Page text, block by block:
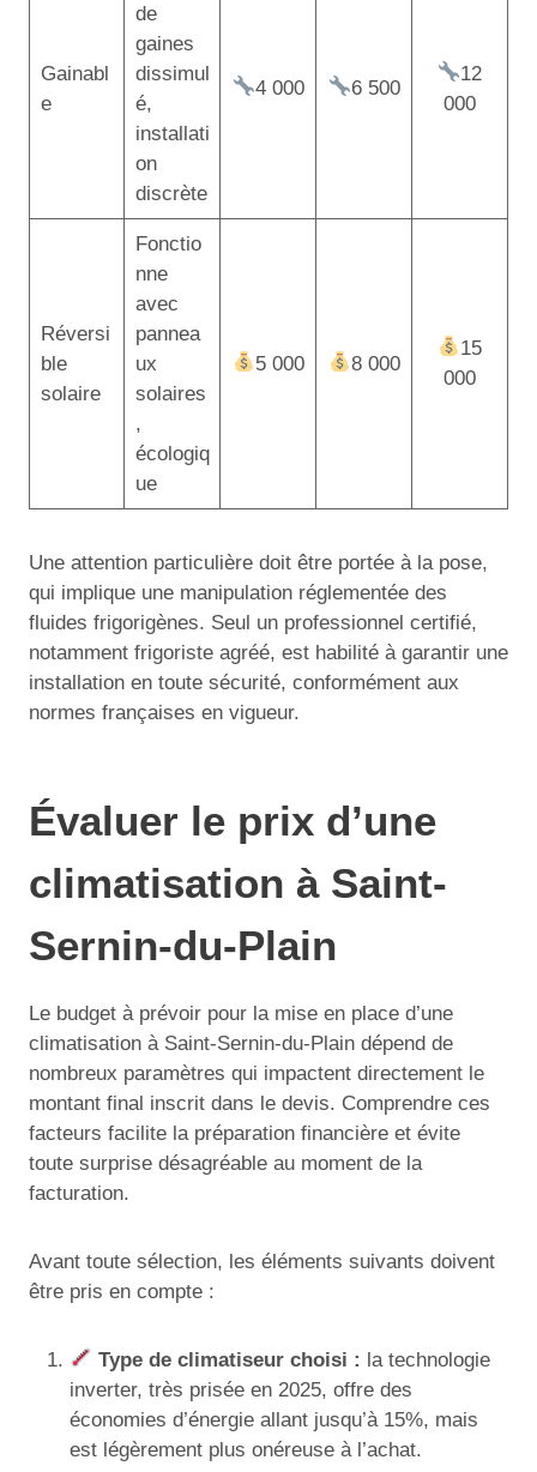
Gainabl
e
de
gaines
dissimul
é,
installati
on
discrète
4 000 6 500
12
000
Réversi
ble
solaire
Fonctio
nne
avec
pannea
ux
solaires
,
écologiq
ue
5 000 8 000
15
000
Une attention particulière doit être portée à la pose,
qui implique une manipulation réglementée des
fluides frigorigènes. Seul un professionnel certifié,
notamment frigoriste agréé, est habilité à garantir une
installation en toute sécurité, conformément aux
normes françaises en vigueur.
Évaluer le prix d’une
climatisation à Saint-
Sernin-du-Plain
Le budget à prévoir pour la mise en place d’une
climatisation à Saint-Sernin-du-Plain dépend de
nombreux paramètres qui impactent directement le
montant final inscrit dans le devis. Comprendre ces
facteurs facilite la préparation financière et évite
toute surprise désagréable au moment de la
facturation.
Avant toute sélection, les éléments suivants doivent
être pris en compte :
Type de climatiseur choisi : la technologie
inverter, très prisée en 2025, offre des
économies d’énergie allant jusqu’à 15%, mais
est légèrement plus onéreuse à l’achat.